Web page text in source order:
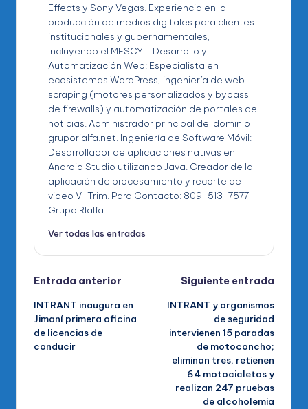
Effects y Sony Vegas. Experiencia en la
producción de medios digitales para clientes
institucionales y gubernamentales,
incluyendo el MESCYT. Desarrollo y
Automatización Web: Especialista en
ecosistemas WordPress, ingeniería de web
scraping (motores personalizados y bypass
de firewalls) y automatización de portales de
noticias. Administrador principal del dominio
gruporialfa.net. Ingeniería de Software Móvil:
Desarrollador de aplicaciones nativas en
Android Studio utilizando Java. Creador de la
aplicación de procesamiento y recorte de
video V-Trim. Para Contacto: 809-513-7577
Grupo RIalfa
Ver todas las entradas
Navegación
de
entradas
Entrada anterior
INTRANT inaugura en
Jimaní primera oficina
de licencias de
conducir
Siguiente entrada
INTRANT y organismos
de seguridad
intervienen 15 paradas
de motoconcho;
eliminan tres, retienen
64 motocicletas y
realizan 247 pruebas
de alcoholemia